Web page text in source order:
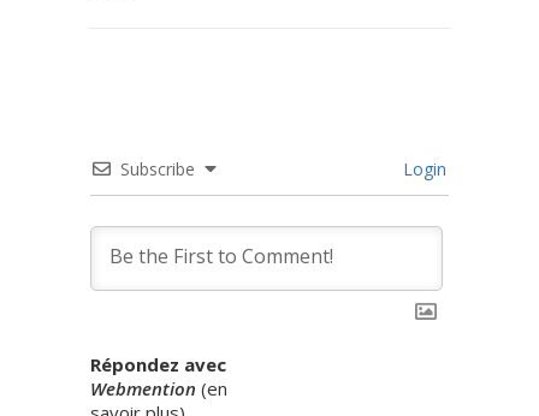
Subscribe Login
Répondez avec
Webmention (en